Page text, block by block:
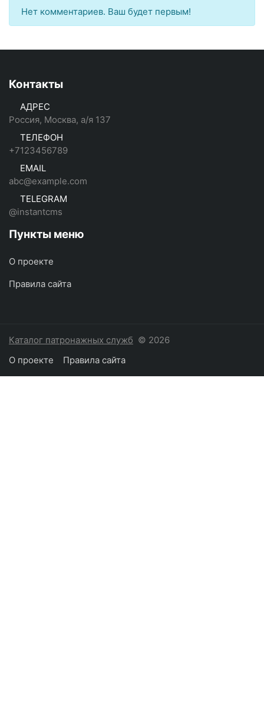
Нет комментариев. Ваш будет первым!
Контакты
АДРЕС
Россия, Москва, а/я 137
ТЕЛЕФОН
+7123456789
EMAIL
abc@example.com
TELEGRAM
@instantcms
Пункты меню
О проекте
Правила сайта
Каталог патронажных служб © 2026
О проекте
Правила сайта